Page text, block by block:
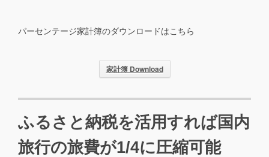
パーセンテージ家計簿のダウンロードはこちら
家計簿 Download
ふるさと納税を活用すれば国内
旅行の旅費が1/4に圧縮可能